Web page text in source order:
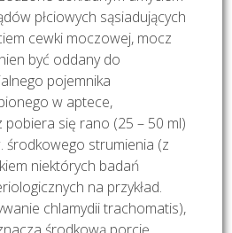
płciowych sąsiadujących
cewki moczowej, mocz
być oddany do
pojemnika
w aptece,
pobiera się rano (25 – 50 ml)
środkowego strumienia (z
niektórych badań
na przykład.
chlamydii trachomatis),